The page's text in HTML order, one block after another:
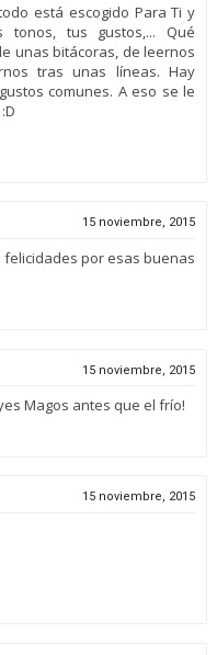
está escogido Para Ti y
tonos, tus gustos,... Qué
unas bitácoras, de leernos
tras unas líneas. Hay
comunes. A eso se le
15 noviembre, 2015
por esas buenas
15 noviembre, 2015
Magos antes que el frío!
15 noviembre, 2015